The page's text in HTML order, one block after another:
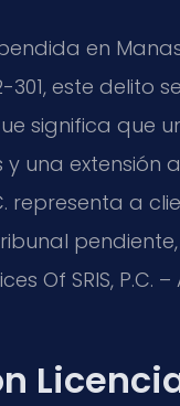
en
este delito
significa que
una extensión
representa a
Of SRIS, P.C.